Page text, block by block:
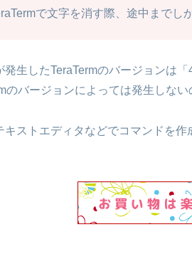
で文字を消す際、途中までし
発生したTeraTermのバージョンは「
のバージョンによっては発生しない
キストエディタなどでコマンドを